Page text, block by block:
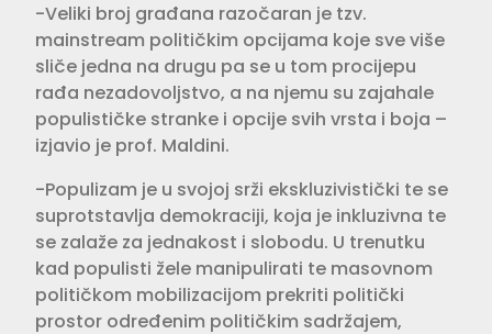
-Veliki broj građana razočaran je tzv.
mainstream političkim opcijama koje sve više
sliče jedna na drugu pa se u tom procijepu
rađa nezadovoljstvo, a na njemu su zajahale
populističke stranke i opcije svih vrsta i boja –
izjavio je prof. Maldini.
-Populizam je u svojoj srži ekskluzivistički te se
suprotstavlja demokraciji, koja je inkluzivna te
se zalaže za jednakost i slobodu. U trenutku
kad populisti žele manipulirati te masovnom
političkom mobilizacijom prekriti politički
prostor određenim političkim sadržajem,